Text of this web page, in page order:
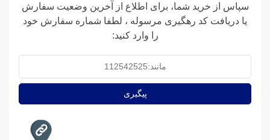
سپاس از خرید شما، برای اطلاع از آخرین وضعیت سفارش
یا دریافت کد رهگیری مرسوله ، لطفا شماره سفارش خود
را وارد کنید: